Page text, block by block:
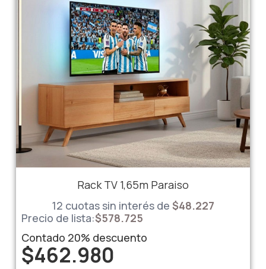
Rack TV 1,65m Paraiso
12 cuotas sin interés de $48.227
Precio de lista:$578.725
Contado 20% descuento
$462.980